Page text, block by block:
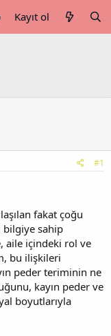
Kayıt ol
#1
fakat çoğu
bilgiye sahip
aile içindeki rol ve
bu ilişkileri
peder teriminin ne
kayın peder ve
boyutlarıyla